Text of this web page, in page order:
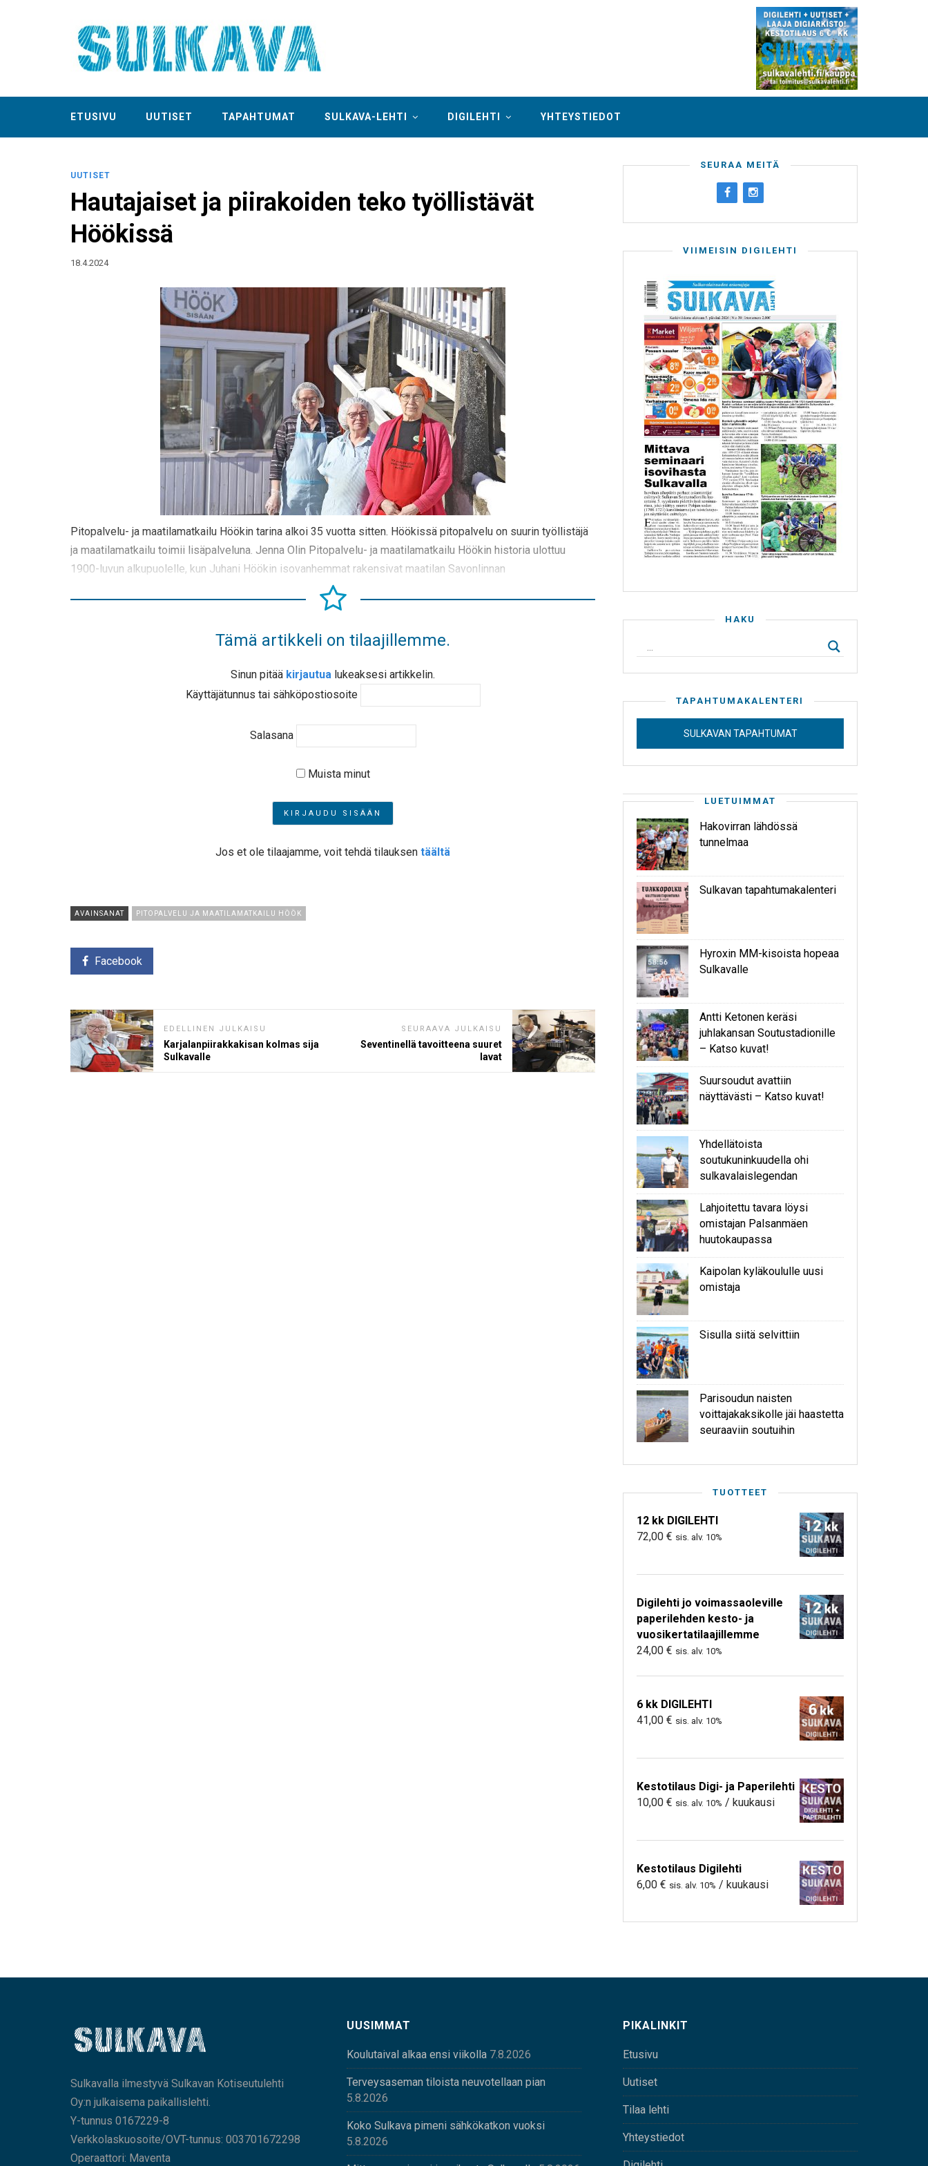
ETUSIVU UUTISET TAPAHTUMAT SULKAVA-LEHTI DIGILEHTI YHTEYSTIEDOT
UUTISET
Hautajaiset ja piirakoiden teko työllistävät
Höökissä
18.4.2024
Pitopalvelu- ja maatilamatkailu Höökin tarina alkoi 35 vuotta sitten. Höökissä pitopalvelu on suurin työllistäjä
ja maatilamatkailu toimii lisäpalveluna. Jenna Olin Pitopalvelu- ja maatilamatkailu Höökin historia ulottuu
1900-luvun alkupuolelle, kun Juhani Höökin isovanhemmat rakensivat maatilan Savonlinnan
Tämä artikkeli on tilaajillemme.
Sinun pitää kirjautua lukeaksesi artikkelin.
Käyttäjätunnus tai sähköpostiosoite
Salasana
Muista minut
Jos et ole tilaajamme, voit tehdä tilauksen täältä
AVAINSANAT PITOPALVELU JA MAATILAMATKAILU HÖÖK
Facebook
EDELLINEN JULKAISU
Karjalanpiirakkakisan kolmas sija
Sulkavalle
SEURAAVA JULKAISU
Seventinellä tavoitteena suuret
lavat
SEURAA MEITÄ
VIIMEISIN DIGILEHTI
HAKU
TAPAHTUMAKALENTERI
SULKAVAN TAPAHTUMAT
LUETUIMMAT
Hakovirran lähdössä
tunnelmaa
Sulkavan tapahtumakalenteri
Hyroxin MM-kisoista hopeaa
Sulkavalle
Antti Ketonen keräsi
juhlakansan Soutustadionille
– Katso kuvat!
Suursoudut avattiin
näyttävästi – Katso kuvat!
Yhdellätoista
soutukuninkuudella ohi
sulkavalaislegendan
Lahjoitettu tavara löysi
omistajan Palsanmäen
huutokaupassa
Kaipolan kyläkoululle uusi
omistaja
Sisulla siitä selvittiin
Parisoudun naisten
voittajakaksikolle jäi haastetta
seuraaviin soutuihin
TUOTTEET
12 kk DIGILEHTI
72,00 € sis. alv. 10%
Digilehti jo voimassaoleville
paperilehden kesto- ja
vuosikertatilaajillemme
24,00 € sis. alv. 10%
6 kk DIGILEHTI
41,00 € sis. alv. 10%
Kestotilaus Digi- ja Paperilehti
10,00 € sis. alv. 10% / kuukausi
Kestotilaus Digilehti
6,00 € sis. alv. 10% / kuukausi
Sulkavalla ilmestyvä Sulkavan Kotiseutulehti
Oy:n julkaisema paikallislehti.
Y-tunnus 0167229-8
Verkkolaskuosoite/OVT-tunnus: 003701672298
Operaattori: Maventa
UUSIMMAT
Koulutaival alkaa ensi viikolla 7.8.2026
Terveysaseman tiloista neuvotellaan pian
5.8.2026
Koko Sulkava pimeni sähkökatkon vuoksi
5.8.2026
PIKALINKIT
Etusivu
Uutiset
Tilaa lehti
Yhteystiedot